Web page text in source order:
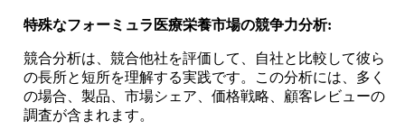
特殊なフォーミュラ医療栄養市場の競争力分析:
競合分析は、競合他社を評価して、自社と比較して彼ら
の長所と短所を理解する実践です。この分析には、多く
の場合、製品、市場シェア、価格戦略、顧客レビューの
調査が含まれます。